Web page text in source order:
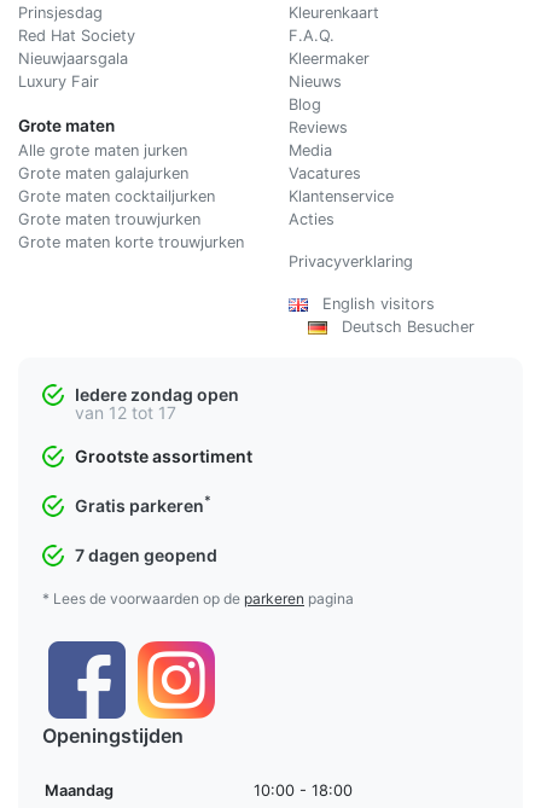
Prinsjesdag
Red Hat Society
Nieuwjaarsgala
Luxury Fair
Grote maten
Alle grote maten jurken
Grote maten galajurken
Grote maten cocktailjurken
Grote maten trouwjurken
Grote maten korte trouwjurken
Kleurenkaart
F.A.Q.
Kleermaker
Nieuws
Blog
Reviews
Media
Vacatures
Klantenservice
Acties
Privacyverklaring
English visitors
Deutsch Besucher
Iedere zondag open
van 12 tot 17
Grootste assortiment
Gratis parkeren*
7 dagen geopend
* Lees de voorwaarden op de parkeren pagina
Openingstijden
Maandag 10:00 - 18:00